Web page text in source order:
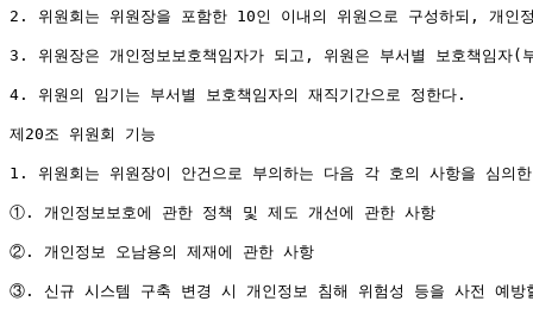
2. 위원회는 위원장을 포함한 10인 이내의 위원으로 구성하되, 개인
3. 위원장은 개인정보보호책임자가 되고, 위원은 부서별 보호책임
4. 위원의 임기는 부서별 보호책임자의 재직기간으로 정한다.
제20조 위원회 기능
1. 위원회는 위원장이 안건으로 부의하는 다음 각 호의 사항을 심의
①. 개인정보보호에 관한 정책 및 제도 개선에 관한 사항
②. 개인정보 오남용의 제재에 관한 사항
③. 신규 시스템 구축 변경 시 개인정보 침해 위험성 등을 사전 예방